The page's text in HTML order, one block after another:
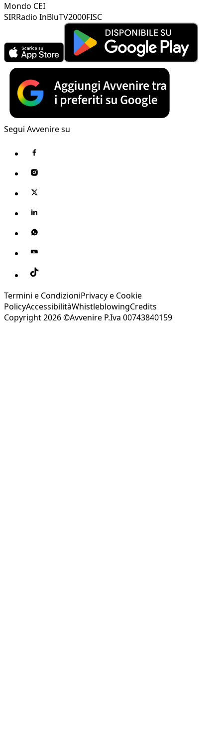
Mondo CEI
SIRRadio InBluTV2000FISC
Segui Avvenire su
Termini e CondizioniPrivacy e Cookie
PolicyAccessibilitàWhistleblowingCredits
Copyright 2026 ©Avvenire P.Iva 00743840159